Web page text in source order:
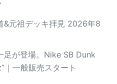
&元祖デッキ拝見 2026年8
足が登場。Nike SB Dunk
一般販売スタート